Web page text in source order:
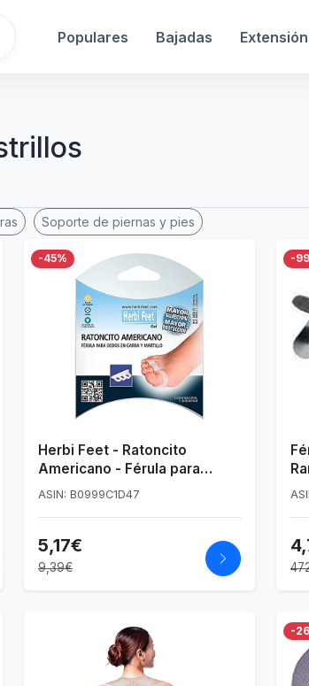
Populares Bajadas Extensión
Soporte de piernas y pies
-45%
Herbi Feet - Ratoncito
Americano - Férula para
Dedos en Garra y Martillo -
Derecha (Derecha)
ASIN: B0999C1D47
5,17€
9,39€
-
-